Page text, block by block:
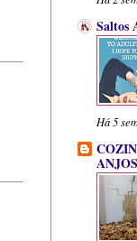
Saltos
Há 5
ANJOS